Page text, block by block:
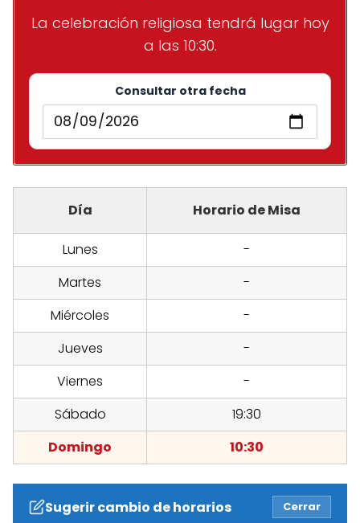
La celebración religiosa tendrá lugar hoy
a las 10:30.
Consultar otra fecha
Día Horario de Misa
Lunes
-
Martes
-
Miércoles
-
Jueves
-
Viernes
-
Sábado
19:30
Domingo
10:30
Sugerir cambio de horarios Cerrar